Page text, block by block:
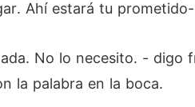
Ahí estará tu
No lo necesito. - digo
la palabra en la boca.